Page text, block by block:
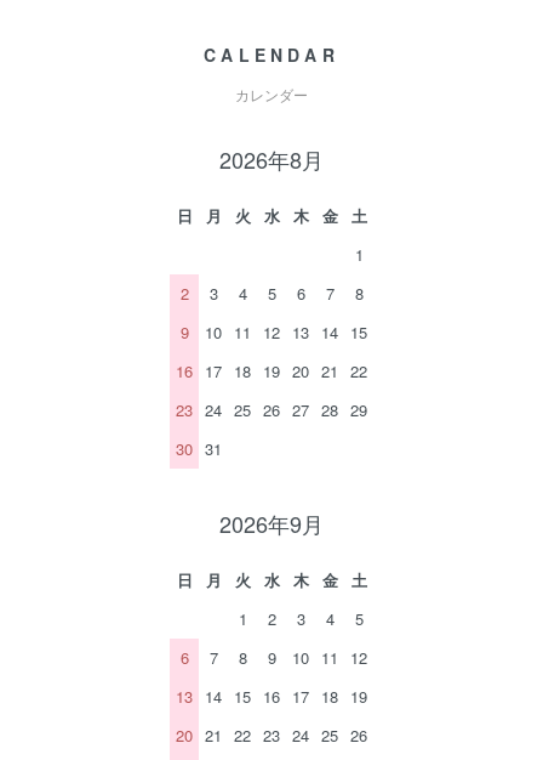
CALENDAR
カレンダー
2026年8月
日 月 火 水 木 金
土
1
2
3 4 5 6 7
8
9
10 11 12 13 14 15
16 17 18 19 20 21
22
23 24 25 26 27 28 29
30 31
2026年9月
日 月 火 水 木 金
土
1
2 3 4
5
6
7 8 9 10 11
12
13 14 15 16 17 18 19
20 21 22 23 24 25 26